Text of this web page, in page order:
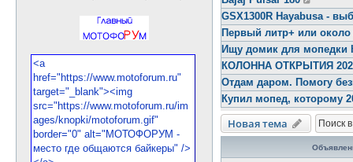
GSX1300R Hayabusa -
Первый литр+ или около
Ищу домик для мопедки
КОЛОННА ОТКРЫТИЯ
Отдам даром. Помогу
Купил мопед, которому
Новая тема